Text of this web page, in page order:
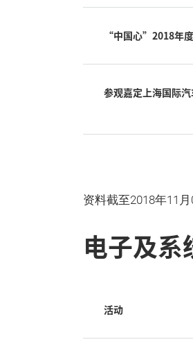
“中国心”2018年
参观嘉定上海国际
资料截至2018年11月
电子及
活动